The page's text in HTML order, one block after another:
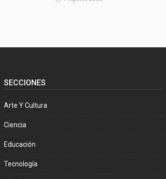
SECCIONES
Arte Y Cultura
Ciencia
Educación
Tecnología